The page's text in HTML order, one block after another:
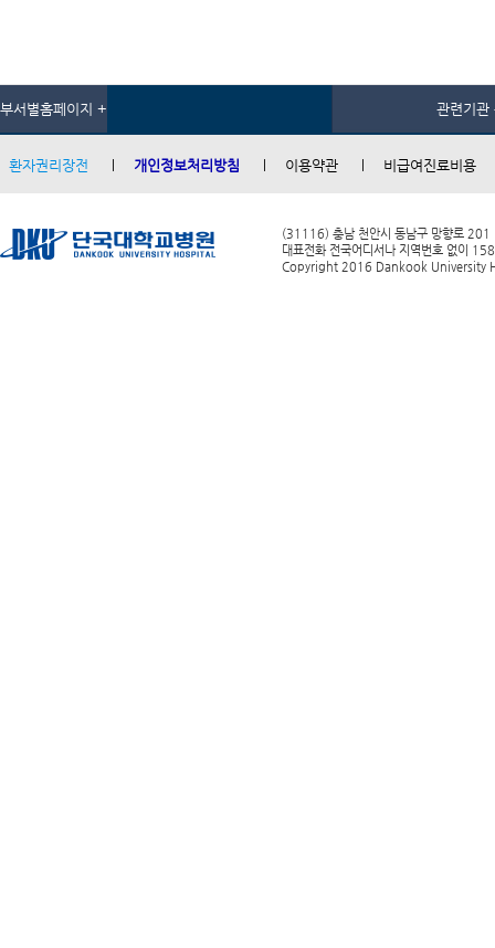
부서별홈페이지 + 관련기관
환자권리장전 개인정보처리방침 이용약관 비급여진료비용
(31116) 충남 천안시 동남구 망향로 201
대표전화 전국어디서나 지역번호 없이
Copyright 2016 Dankook University